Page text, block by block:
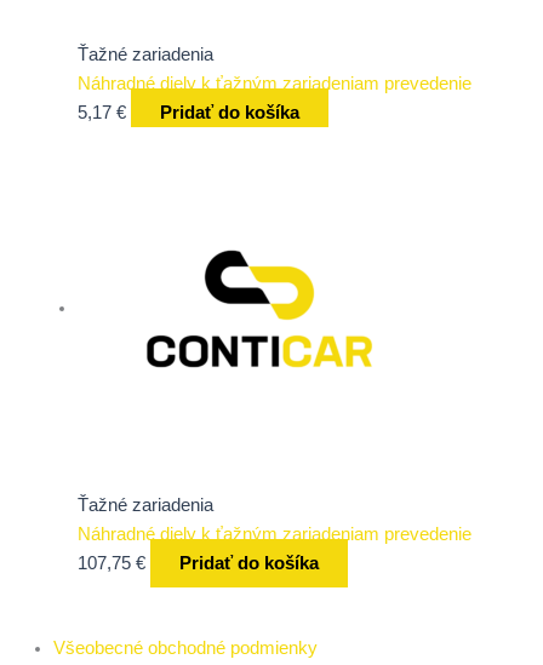
Ťažné zariadenia
Náhradné diely k ťažným zariadeniam prevedenie
5,17 € Pridať do košíka
Ťažné zariadenia
Náhradné diely k ťažným zariadeniam prevedenie
107,75 € Pridať do košíka
Všeobecné obchodné podmienky